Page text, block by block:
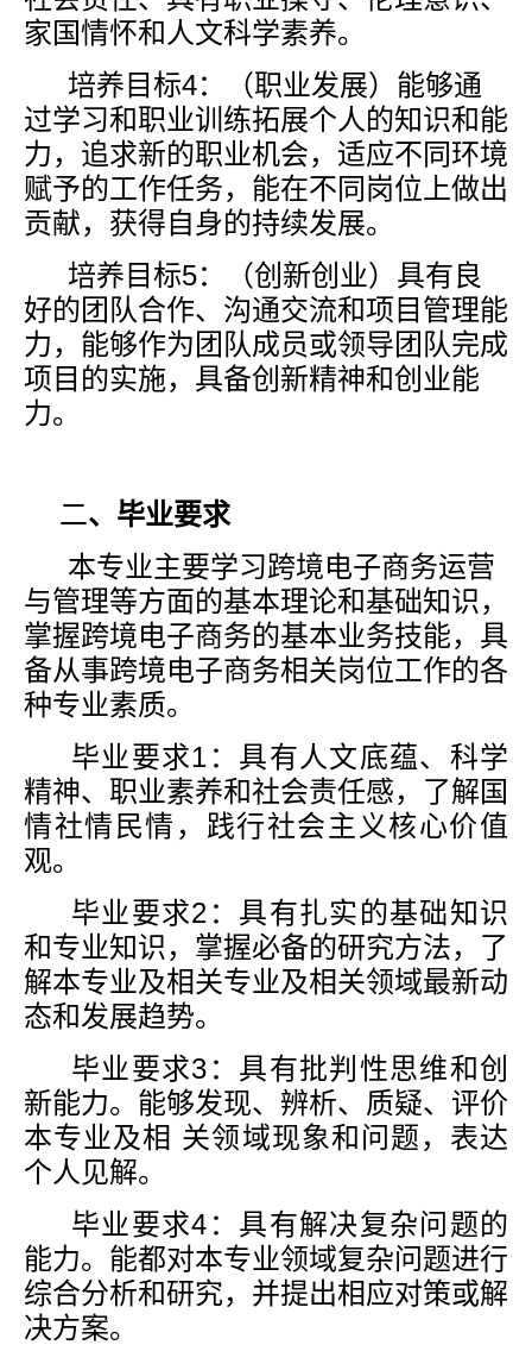
家国情怀和人文科学素养。
培养目标4：（职业发展）能够通
过学习和职业训练拓展个人的知识和能
力，追求新的职业机会，适应不同环境
赋予的工作任务，能在不同岗位上做出
贡献，获得自身的持续发展。
培养目标5：（创新创业）具有良
好的团队合作、沟通交流和项目管理能
力，能够作为团队成员或领导团队完成
项目的实施，具备创新精神和创业能
力。
二、毕业要求
本专业主要学习跨境电子商务运营
与管理等方面的基本理论和基础知识，
掌握跨境电子商务的基本业务技能，具
备从事跨境电子商务相关岗位工作的各
种专业素质。
毕业要求1 ：具有人文底蕴、科学
精神、职业素养和社会责任感，了解国
情社情民情，践行社会主义核心价值
观。
毕业要求2 ：具有扎实的基础知识
和专业知识，掌握必备的研究方法，了
解本专业及相关专业及相关领域最新动
态和发展趋势。
毕业要求3 ：具有批判性思维和创
新能力。能够发现、辨析、质疑、评价
本专业及相 关领域现象和问题，表达
个人见解。
毕业要求4 ：具有解决复杂问题的
能力。能都对本专业领域复杂问题进行
综合分析和研究，并提出相应对策或解
决方案。